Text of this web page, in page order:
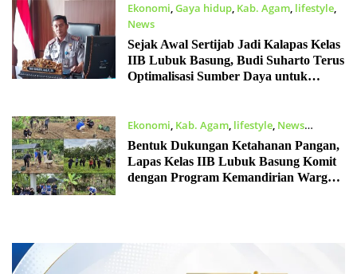
Ekonomi,Gaya hidup, Kab. Agam, lifestyle,
News
Desember 28, 2025
Sejak Awal Sertijab Jadi Kalapas Kelas
IIB Lubuk Basung, Budi Suharto Terus
Optimalisasi Sumber Daya untuk
Ekonomi, Kab. Agam, lifestyle, News
Desember 27, 2025
Bentuk Dukungan Ketahanan Pangan,
Lapas Kelas IIB Lubuk Basung Komit
dengan Program Kemandirian Warga